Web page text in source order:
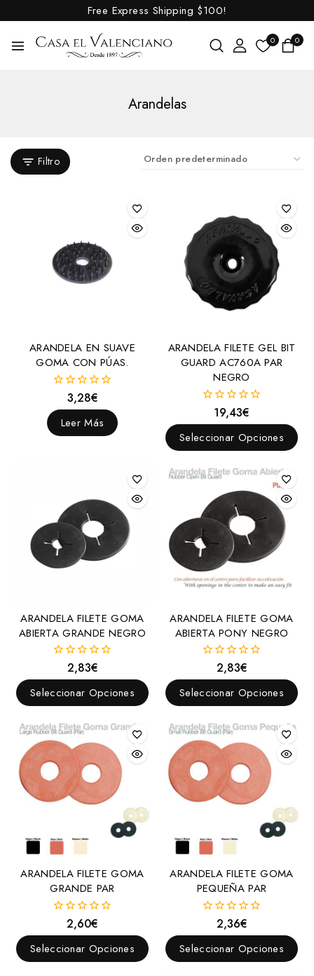
Free Express Shipping $100!
0 0
Arandelas
Filtro
ARANDELA EN SUAVE
GOMA CON PÚAS.
fuera
de
3,28€
Leer Más
ARANDELA FILETE GEL BIT
GUARD AC760A PAR
NEGRO
fuera
de
5
19,43€
Seleccionar Opciones
ARANDELA FILETE GOMA
ABIERTA GRANDE NEGRO
fuera
de
2,83€
Seleccionar Opciones
ARANDELA FILETE GOMA
ABIERTA PONY NEGRO
fuera
de
2,83€
Seleccionar Opciones
ARANDELA FILETE GOMA
GRANDE PAR
fuera
de
2,60€
Seleccionar Opciones
ARANDELA FILETE GOMA
PEQUEÑA PAR
fuera
de
2,36€
Seleccionar Opciones